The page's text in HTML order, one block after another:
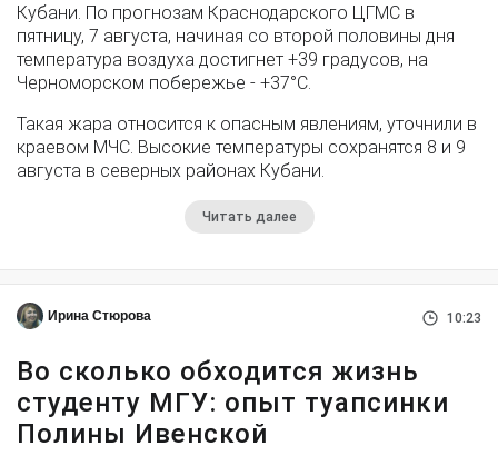
Кубани. По прогнозам Краснодарского ЦГМС в
пятницу, 7 августа, начиная со второй половины дня
температура воздуха достигнет +39 градусов, на
Черноморском побережье - +37°­С.
Такая жара относится к опасным явлениям, уточнили в
краевом МЧС. Высокие температуры сохранятся 8 и 9
августа в северных районах Кубани.
Читать далее
Ирина Стюрова 10:23
Во сколько обходится жизнь
студенту МГУ: опыт туапсинки
Полины Ивенской